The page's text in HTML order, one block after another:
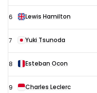
6 Lewis Hamilton
7 Yuki Tsunoda
8 Esteban Ocon
9 Charles Leclerc